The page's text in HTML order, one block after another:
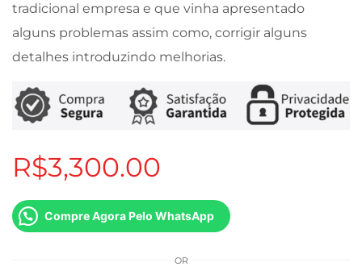
tradicional empresa e que vinha apresentado
alguns problemas assim como, corrigir alguns
detalhes introduzindo melhorias.
R$3,300.00
Compre Agora Pelo WhatsApp
OR